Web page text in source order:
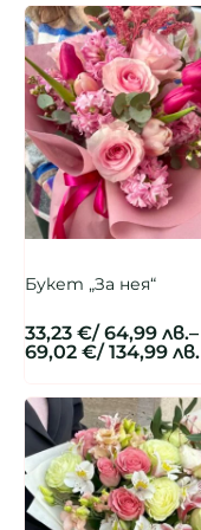
Букет „За нея“
33,23 €/ 64,99 лв.–
69,02 €/ 134,99 лв.